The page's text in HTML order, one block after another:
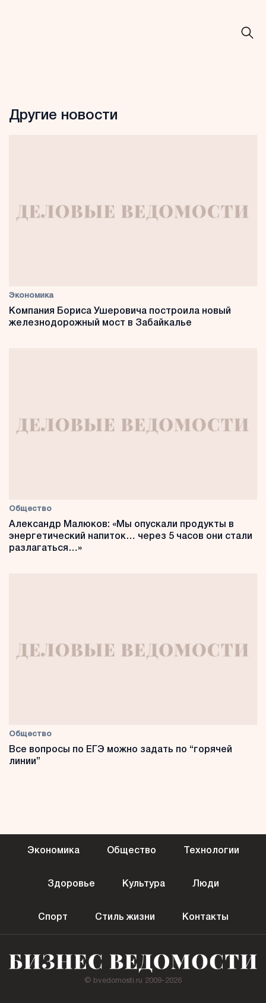
Другие новости
Экономика
Компания Бориса Ушеровича построила новый
железнодорожный мост в Забайкалье
Общество
Александр Малюков: «Мы опускали продукты в
энергетический напиток… через 5 часов они стали
разлагаться…»
Общество
Все вопросы по ЕГЭ можно задать по “горячей
линии”
Экономика Общество Технологии
Здоровье Культура Люди
Спорт Стиль жизни Контакты
© bvedomosti.ru 2009-2026